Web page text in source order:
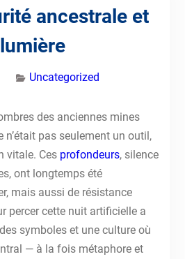
ancestrale et
Uncategorized
des anciennes mines
pas seulement un outil,
vitale. Ces profondeurs, silence
ont longtemps été
mais aussi de résistance
percer cette nuit artificielle a
symboles et une culture où
— à la fois métaphore et